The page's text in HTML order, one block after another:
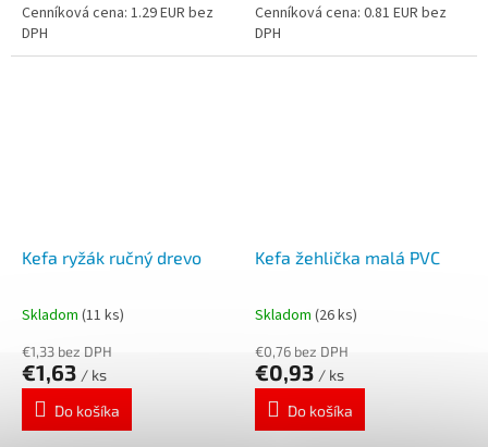
Cenníková cena: 1.29 EUR bez
DPH
Cenníková cena: 0.81 EUR bez
DPH
Kefa ryžák ručný drevo
Skladom (11 ks)
€1,33 bez DPH
€1,63 / ks
Do košíka
Kefa žehlička malá PVC
Skladom (26 ks)
€0,76 bez DPH
€0,93 / ks
Do košíka